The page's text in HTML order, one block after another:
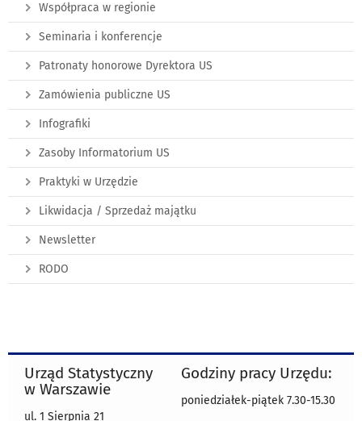
Współpraca w regionie
Seminaria i konferencje
Patronaty honorowe Dyrektora US
Zamówienia publiczne US
Infografiki
Zasoby Informatorium US
Praktyki w Urzędzie
Likwidacja / Sprzedaż majątku
Newsletter
RODO
Urząd Statystyczny
w Warszawie
ul. 1 Sierpnia 21
Godziny pracy Urzędu:
poniedziałek-piątek 7.30-15.30